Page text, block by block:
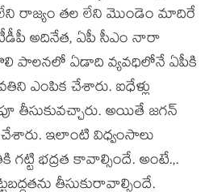
రాజ్యం తల లేని మొండెం మాదిరే
అదినేత, ఏపీ సీఎం నారా
పాలనలో ఏడాది వ్యవధిలోనే ఏపీకి
ఎంపిక చేశారు. ఐధేళ్లు
తీసుకువచ్చారు. అయితే జగన్
ఇలాంటి విధ్వంసాలు
భద్రత కావాల్సిందే. అంటే.,.
తీసుకురావాల్సిందే.